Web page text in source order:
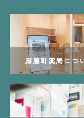
磨屋町薬局につ